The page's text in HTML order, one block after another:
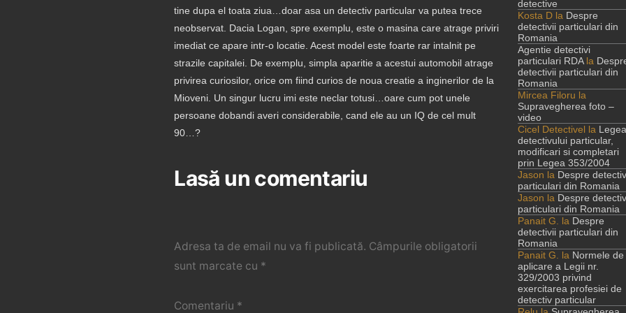
tine dupa el toata ziua…doar asa un detectiv particular va putea trece
neobservat. Dacia Logan, spre exemplu, este o masina care atrage priviri
imediat ce apare intr-o locatie. Acest model este foarte rar intalnit pe
strazile capitalei. De exemplu, simpla aparitie a acestui automobil atrage
privirea curiosilor, orice om fiind curios de noua creatie a inginerilor de la
Mioveni. Un singur lucru imi este neclar totusi…oare cum pot unele
persoane dobandi averi considerabile, cand ele au un IQ de cel mult
90…?
Lasă un comentariu
Adresa ta de email nu va fi publicată. Câmpurile obligatorii
sunt marcate cu *
Comentariu *
detective
Kosta D la Despre
detectivii particulari din
Romania
Agentie detectivi
particulari RDAla
detectivii particulari din
Romania
Mircea Filoru la
Supravegherea foto –
video
Cicel Detectivel la Legea
detectivului particular,
modificari si completari
prin Legea 353/2004
Jason la Despre
particulari din Romania
Jason la Despre
particulari din Romania
Panait G. la Despre
detectivii particulari din
Romania
Panait G. la Normele de
aplicare a Legii nr.
329/2003 privind
exercitarea profesiei de
detectiv particular